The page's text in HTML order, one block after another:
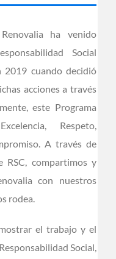
ha venido
Social
2019 cuando decidió
acciones a través
este Programa
Respeto,
A través de
RSC, compartimos y
con nuestros
rodea.
el trabajo y el
Social,